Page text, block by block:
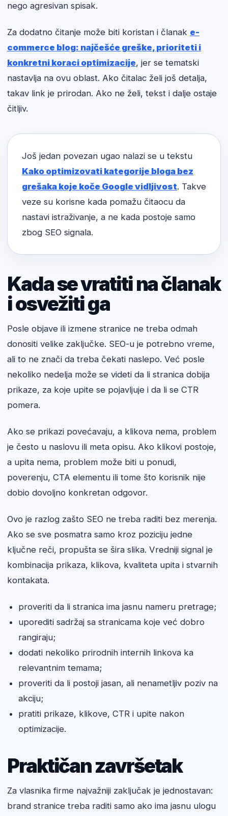
nego agresivan spisak.
Za dodatno čitanje može biti koristan i članak e-
commerce blog: najčešće greške, prioriteti i
konkretni koraci optimizacije, jer se tematski
nastavlja na ovu oblast. Ako čitalac želi još detalja,
takav link je prirodan. Ako ne želi, tekst i dalje ostaje
čitljiv.
Još jedan povezan ugao nalazi se u tekstu
Kako optimizovati kategorije bloga bez
grešaka koje koče Google vidljivost. Takve
veze su korisne kada pomažu čitaocu da
nastavi istraživanje, a ne kada postoje samo
zbog SEO signala.
Kada se vratiti na članak
i osvežiti ga
Posle objave ili izmene stranice ne treba odmah
donositi velike zaključke. SEO-u je potrebno vreme,
ali to ne znači da treba čekati naslepo. Već posle
nekoliko nedelja može se videti da li stranica dobija
prikaze, za koje upite se pojavljuje i da li se CTR
pomera.
Ako se prikazi povećavaju, a klikova nema, problem
je često u naslovu ili meta opisu. Ako klikovi postoje,
a upita nema, problem može biti u ponudi,
poverenju, CTA elementu ili tome što korisnik nije
dobio dovoljno konkretan odgovor.
Ovo je razlog zašto SEO ne treba raditi bez merenja.
Ako se sve posmatra samo kroz poziciju jedne
ključne reči, propušta se šira slika. Vredniji signal je
kombinacija prikaza, klikova, kvaliteta upita i stvarnih
kontakata.
proveriti da li stranica ima jasnu nameru pretrage;
uporediti sadržaj sa stranicama koje već dobro
rangiraju;
dodati nekoliko prirodnih internih linkova ka
relevantnim temama;
proveriti da li postoji jasan, ali nenametljiv poziv na
akciju;
pratiti prikaze, klikove, CTR i upite nakon
optimizacije.
Praktičan završetak
Za vlasnika firme najvažniji zaključak je jednostavan:
brand stranice treba raditi samo ako ima jasnu ulogu